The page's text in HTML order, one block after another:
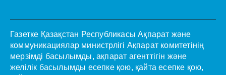
Газетке Қазақстан Республикасы Ақпарат және
коммуникациялар министрлігі Ақпарат комитетінің
мерзімді басылымды, ақпарат агенттігін және
желілік басылымды есепке қою, қайта есепке қою,